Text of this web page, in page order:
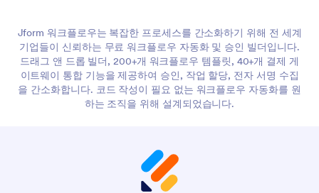
Jform 워크플로우는 복잡한 프로세스를 간소화하기 위해 전 세계
기업들이 신뢰하는 무료 워크플로우 자동화 및 승인 빌더입니다.
드래그 앤 드롭 빌더, 200+개 워크플로우 템플릿, 40+개 결제 게
이트웨이 통합 기능을 제공하여 승인, 작업 할당, 전자 서명 수집